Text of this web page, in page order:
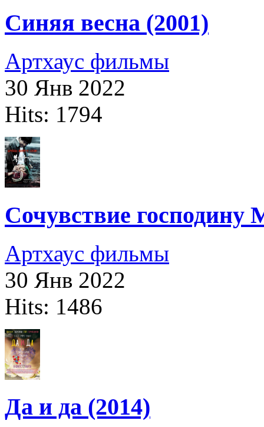
Синяя весна (2001)
Артхаус фильмы
30 Янв 2022
Hits: 1794
Сочувствие господину
Артхаус фильмы
30 Янв 2022
Hits: 1486
Да и да (2014)